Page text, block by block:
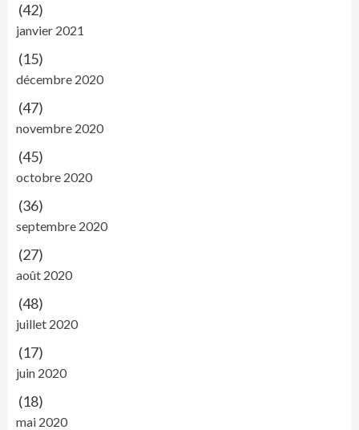
(42)
janvier 2021
(15)
décembre 2020
(47)
novembre 2020
(45)
octobre 2020
(36)
septembre 2020
(27)
août 2020
(48)
juillet 2020
(17)
juin 2020
(18)
mai 2020